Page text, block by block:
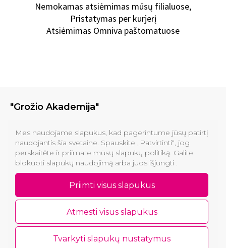
Nemokamas atsiėmimas mūsų filialuose,
Pristatymas per kurjerį
Atsiėmimas Omniva paštomatuose
"Grožio Akademija"
Klinikos
Informacija pirkėjams
Mes naudojame slapukus, kad pagerintume jūsų patirtį
naudojantis šia svetaine. Spauskite „Patvirtinti“, jog
perskaitėte ir priimate mūsų slapukų politiką. Galite
blokuoti slapukų naudojimą arba juos išjungti .
Priimti visus slapukus
Atmesti visus slapukus
Tvarkyti slapukų nustatymus